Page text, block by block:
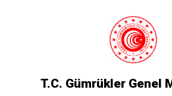
T.C. Gümrükler Genel